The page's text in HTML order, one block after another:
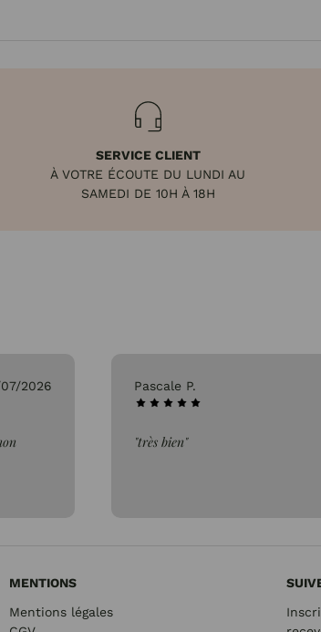
SERVICE CLIENT
À VOTRE ÉCOUTE DU LUNDI AU
SAMEDI DE 10H À 18H
07/2026 Pascale P.
"très bien"
MENTIONS
Mentions légales